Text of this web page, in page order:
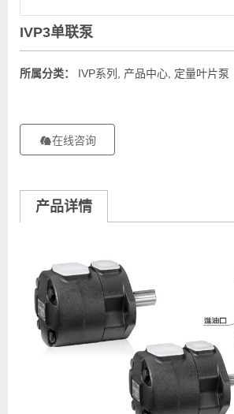
IVP3单联泵
所属分类： IVP系列 产品中心 定量叶片泵
在线咨询
产品详情